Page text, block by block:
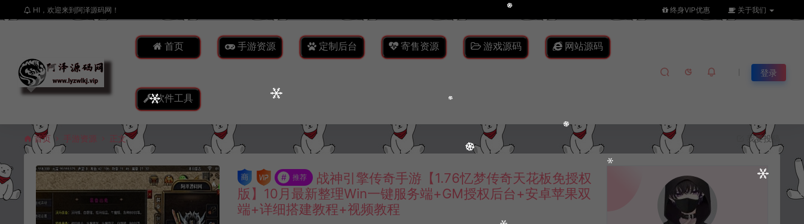
HI，欢迎来到阿泽源码网！ 终身VIP优惠 关于我们
首页 手游资源 定制后台 寄售资源 游戏源码 网站源码
软件工具
登录
首页 手游资源 正文 我要投稿
# 推荐
战神引擎传奇手游【1.76忆梦传奇天花板免授权
版】10月最新整理Win一键服务端+GM授权后台+安卓苹果双
端+详细搭建教程+视频教程